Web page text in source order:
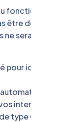
fonctionnement
être désactivés.
seraient pas
pour identifier
interactions et
type CSRF.